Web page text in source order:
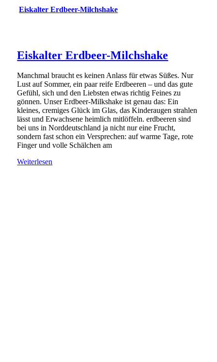
Eiskalter Erdbeer-Milchshake
Eiskalter Erdbeer-Milchshake
Manchmal braucht es keinen Anlass für etwas Süßes. Nur
Lust auf Sommer, ein paar reife Erdbeeren – und das gute
Gefühl, sich und den Liebsten etwas richtig Feines zu
gönnen. Unser Erdbeer-Milkshake ist genau das: Ein
kleines, cremiges Glück im Glas, das Kinderaugen strahlen
lässt und Erwachsene heimlich mitlöffeln. erdbeeren sind
bei uns in Norddeutschland ja nicht nur eine Frucht,
sondern fast schon ein Versprechen: auf warme Tage, rote
Finger und volle Schälchen am
Weiterlesen